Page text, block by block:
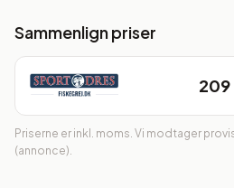
Sammenlign priser
209
Priserne er inkl. moms. Vi modtager
(annonce).